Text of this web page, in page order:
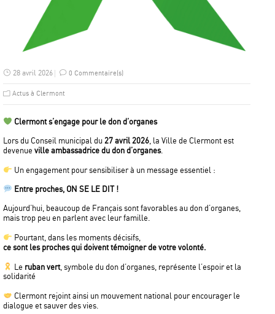
28 avril 2026 0 Commentaire(s)
Actus à Clermont
Clermont s’engage pour le don d’organes
Lors du Conseil municipal du 27 avril 2026 , la Ville de Clermont est
devenue ville ambassadrice du don d’organes.
Un engagement pour sensibiliser à un message essentiel :
Entre proches, ON SE LE DIT !
Aujourd’hui, beaucoup de Français sont favorables au don d’organes,
mais trop peu en parlent avec leur famille.
Pourtant, dans les moments décisifs,
ce sont les proches qui doivent témoigner de votre volonté.
Le ruban vert, symbole du don d’organes, représente l’espoir et la
solidarité
Clermont rejoint ainsi un mouvement national pour encourager le
dialogue et sauver des vies.